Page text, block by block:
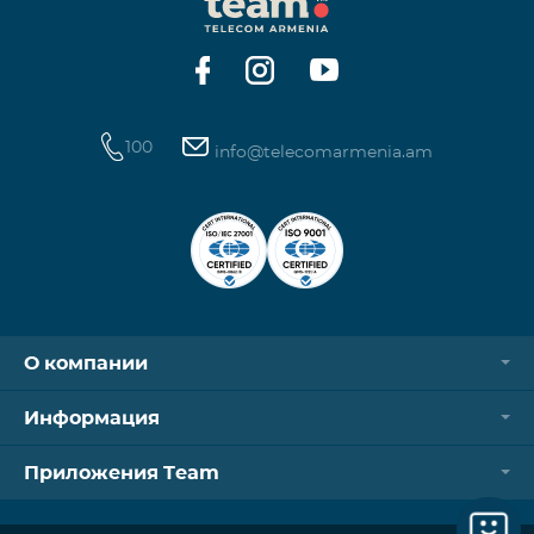
Контроллер Aqara Hub M3 Освещение — 3 зоны
100 info@telecomarmenia.am
О компании
Информация
Приложения Team